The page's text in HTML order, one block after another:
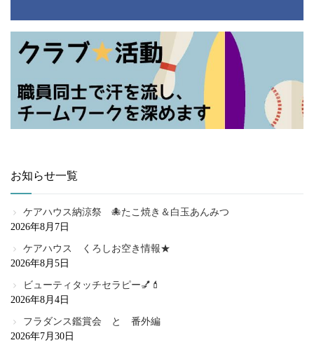
お知らせ一覧
ケアハウス納涼祭 🐙たこ焼き＆白玉あんみつ
2026年8月7日
ケアハウス くろしお空き情報★
2026年8月5日
ビューティタッチセラピー💅💄
2026年8月4日
フラダンス鑑賞会 と 番外編
2026年7月30日